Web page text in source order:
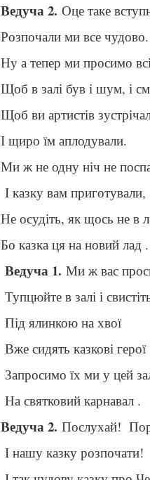
Ведуча 2.Оце таке
Розпочали ми все чудово.
Ну а тепер ми просимо
Щоб в залі був і шум, і
Щоб ви артистів
І щиро їм аплодували.
Ми ж не одну ніч не
І казку вам приготували,
Не осудіть, як щось не в
Бо казка ця на новий лад .
Ведуча 1. Ми ж вас
Тупцюйте в залі і
Під ялинкою на хвої
Вже сидять казкові герої
Запросимо їх ми у цей
На святковий карнавал .
Ведуча 2. Послухай!
І нашу казку розпочати!